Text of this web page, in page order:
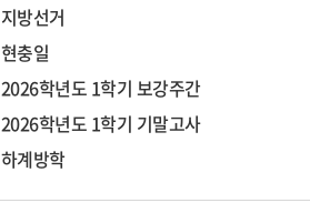
지방선거
현충일
2026학년도 1학기 보강주간
2026학년도 1학기 기말고사
하계방학